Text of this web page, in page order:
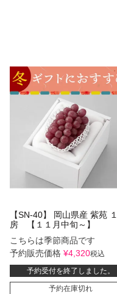
【SN-40】 岡山県産 紫苑 １
房 【１１月中旬～】
こちらは季節商品です
予約販売価格 ¥4,320税込
予約受付を終了しました。
予約在庫切れ